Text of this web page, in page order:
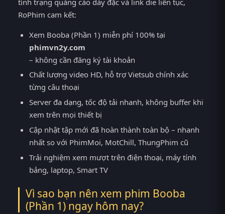
tình trạng quảng cáo dày đặc và link die liên tục,
RoPhim cam kết:
Xem Booba (Phần 1) miễn phí 100% tại
phimvn2y.com
– không cần đăng ký tài khoản
Chất lượng video HD, hỗ trợ Vietsub chính xác
từng câu thoại
Server đa dạng, tốc độ tải nhanh, không buffer khi
xem trên mọi thiết bị
Cập nhật tập mới đã hoàn thành toàn bộ – nhanh
nhất so với PhimMoi, MotChill, ThungPhim cũ
Trải nghiệm xem mượt trên điện thoại, máy tính
bảng, laptop, Smart TV
Vì sao bạn nên xem phim Booba
(Phần 1) ngay hôm nay?